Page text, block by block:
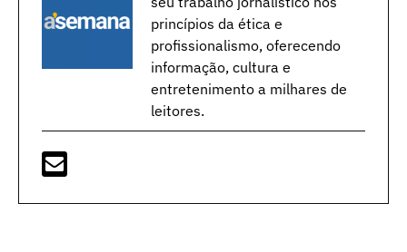
princípios da ética e
profissionalismo, oferecendo
informação, cultura e
entretenimento a milhares de
leitores.